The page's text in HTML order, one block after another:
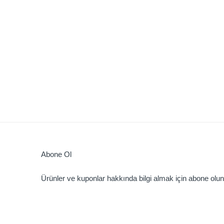
Abone Ol
Ürünler ve kuponlar hakkında bilgi almak için abone